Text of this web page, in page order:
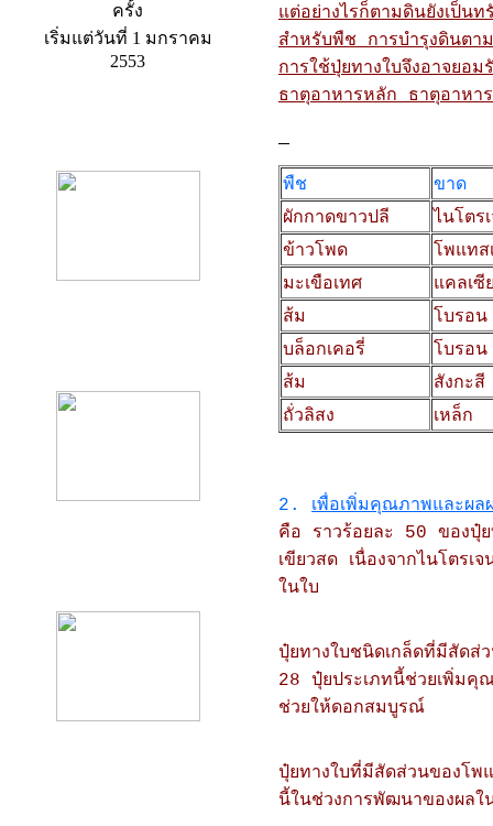
ครั้ง
เริ่มแต่วันที่ 1 มกราคม
2553
แต่อย่างไรก็ตามดินยังเป็น
สำหรับพืช การบำรุงดินตา
การใช้ปุ่ยทางใบจึงอาจยอ
ธาตุอาหารหลัก ธาตุอาหา
พืช
ขาด
ผักกาดขาวปลี
ไนโตร
ข้าวโพด
โพแทส
มะเขือเทศ
แคลเซี
ส้ม
โบรอน
บล็อกเคอรี่
โบรอน
ส้ม
สังกะสี
ถั่วลิสง
เหล็ก
2. เพื่อเพิ่มคุณภาพและผล
คือ ราวร้อยละ 50 ของปุ๋ย
เขียวสด เนื่องจากไนโตรเ
ในใบ
ปุ๋ยทางใบชนิดเกล็ดที่มีสัด
28 ปุ๋ยประเภทนี้ช่วยเพิ่มคุ
ช่วยให้ดอกสมบูรณ์
ปุ๋ยทางใบที่มีสัดส่วนของโพ
นี้ในช่วงการพัฒนาของผล